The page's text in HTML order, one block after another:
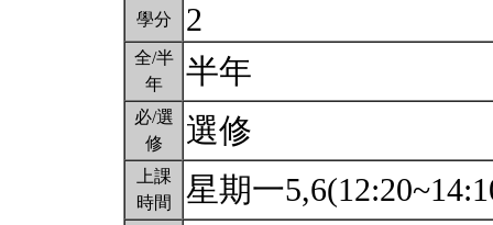
學分 2
全/半
年
半年
必/選
修
選修
上課
時間
星期一